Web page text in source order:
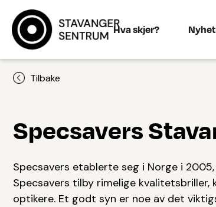
Hva skjer?
Tilbake
Specsavers
Specsavers etablerte seg i Norge i
Specsavers tilby rimelige
optikere. Et godt syn er noe av det